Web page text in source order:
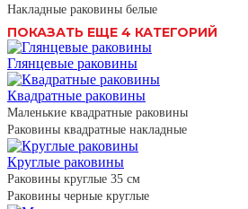
Накладные раковины белые
ПОКАЗАТЬ ЕЩЕ 4 КАТЕГОРИЙ
Глянцевые раковины
Квадратные раковины
Маленькие квадратные раковины
Раковины квадратные накладные
Круглые раковины
Раковины круглые 35 см
Раковины черные круглые